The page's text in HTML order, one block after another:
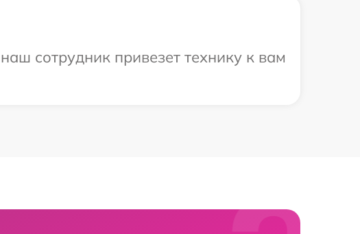
сотрудник привезет технику к вам